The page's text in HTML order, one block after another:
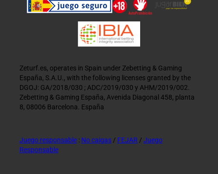
Zeturf.es, operates in Spain under Zebetting & Gaming
España, S.A.U., with the following licenses granted by the
DGOJ: GA/2018/030 ; ADC/2019/030 y AHM/2019/002.
Zebetting & Gaming España, Avenida Diagonal 458, planta
8, 08006 Barcelona. España
Juego responsable : No caigas / FEJAR / Juego
Responsable